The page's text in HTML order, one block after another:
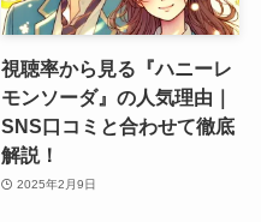
視聴率から見る『ハニーレ
モンソーダ』の人気理由｜
SNS口コミと合わせて徹底
解説！
2025年2月9日